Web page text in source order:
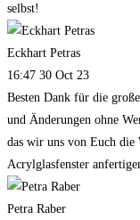
selbst!
Eckhart Petras
16:47 30 Oct 23
Besten Dank für die
und Änderungen ohne
das wir uns von Euch die
Acrylglasfenster
Petra Raber